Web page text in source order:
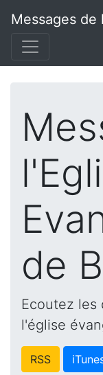
Messages de
de
Ecoutez les
l'église
RSS